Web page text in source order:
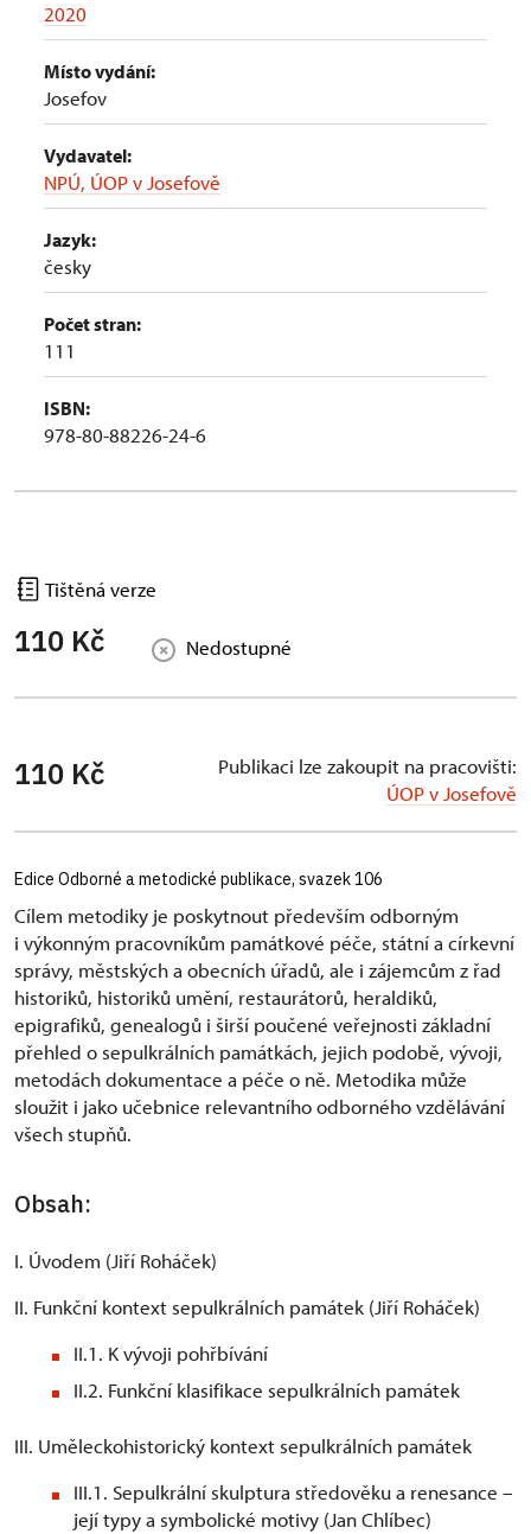
2020
Místo vydání:
Josefov
Vydavatel:
NPÚ, ÚOP v Josefově
Jazyk:
česky
Počet stran:
111
ISBN:
978-80-88226-24-6
Tištěná verze
110 Kč Nedostupné
110 Kč
Publikaci lze zakoupit na pracovišti:
ÚOP v Josefově
Edice Odborné a metodické publikace, svazek 106
Cílem metodiky je poskytnout především odborným
i výkonným pracovníkům památkové péče, státní a církevní
správy, městských a obecních úřadů, ale i zájemcům z řad
historiků, historiků umění, restaurátorů, heraldiků,
epigrafiků, genealogů i širší poučené veřejnosti základní
přehled o sepulkrálních památkách, jejich podobě, vývoji,
metodách dokumentace a péče o ně. Metodika může
sloužit i jako učebnice relevantního odborného vzdělávání
všech stupňů.
Obsah:
I. Úvodem (Jiří Roháček)
II. Funkční kontext sepulkrálních památek (Jiří Roháček)
II.1. K vývoji pohřbívání
II.2. Funkční klasifikace sepulkrálních památek
III. Uměleckohistorický kontext sepulkrálních památek
III.1. Sepulkrální skulptura středověku a renesance –
její typy a symbolické motivy (Jan Chlíbec)